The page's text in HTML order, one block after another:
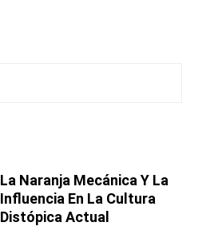
La Naranja Mecánica Y La
Influencia En La Cultura
Distópica Actual